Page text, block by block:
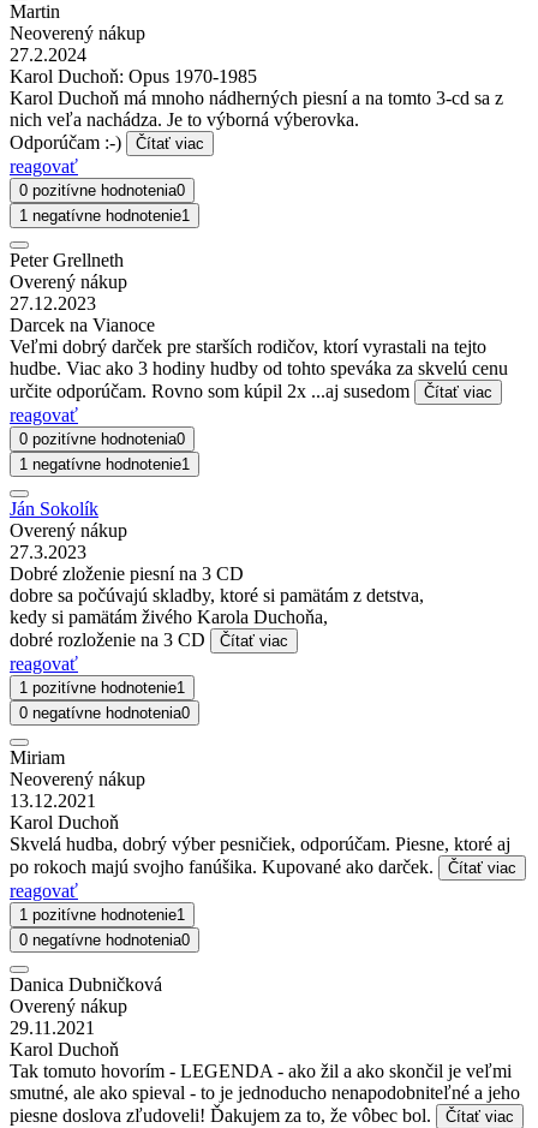
Martin
Neoverený nákup
27.2.2024
Karol Duchoň: Opus 1970-1985
Karol Duchoň má mnoho nádherných piesní a na tomto 3-cd sa z
nich veľa nachádza. Je to výborná výberovka.
Odporúčam :-)
Čítať viac
reagovať
0 pozitívne hodnotenia0
1 negatívne hodnotenie1
Peter Grellneth
Overený nákup
27.12.2023
Darcek na Vianoce
Veľmi dobrý darček pre starších rodičov, ktorí vyrastali na tejto
hudbe. Viac ako 3 hodiny hudby od tohto speváka za skvelú cenu
určite odporúčam. Rovno som kúpil 2x ...aj susedom
Čítať viac
reagovať
0 pozitívne hodnotenia0
1 negatívne hodnotenie1
Ján Sokolík
Overený nákup
27.3.2023
Dobré zloženie piesní na 3 CD
dobre sa počúvajú skladby, ktoré si pamätám z detstva,
kedy si pamätám živého Karola Duchoňa,
dobré rozloženie na 3 CD
Čítať viac
reagovať
1 pozitívne hodnotenie1
0 negatívne hodnotenia0
Miriam
Neoverený nákup
13.12.2021
Karol Duchoň
Skvelá hudba, dobrý výber pesničiek, odporúčam. Piesne, ktoré aj
po rokoch majú svojho fanúšika. Kupované ako darček.
Čítať viac
reagovať
1 pozitívne hodnotenie1
0 negatívne hodnotenia0
Danica Dubničková
Overený nákup
29.11.2021
Karol Duchoň
Tak tomuto hovorím - LEGENDA - ako žil a ako skončil je veľmi
smutné, ale ako spieval - to je jednoducho nenapodobniteľné a jeho
piesne doslova zľudoveli! Ďakujem za to, že vôbec bol.
Čítať viac